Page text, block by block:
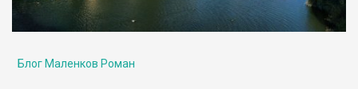
Блог Маленков Роман